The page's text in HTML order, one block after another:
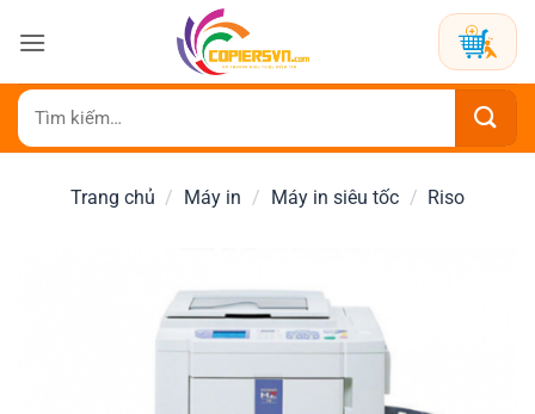
qua
dung
Tìm
kiếm:
Trang chủ / Máy in / Máy in siêu tốc / Riso